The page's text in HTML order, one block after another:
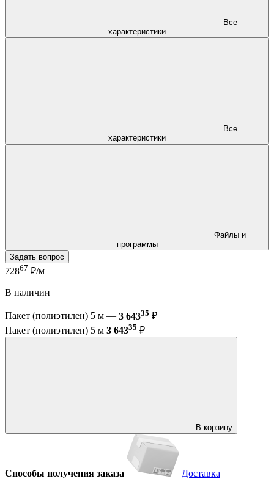
характеристики
характеристики
программы
Задать вопрос
72867 ₽/м
В наличии
Пакет (полиэтилен) 5 м — 3 64335 ₽
Пакет (полиэтилен) 5 м 3 64335 ₽
В корзину
Способы получения заказа Доставка